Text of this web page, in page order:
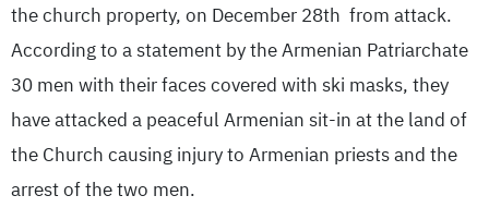
the church property, on December 28th from attack.
According to a statement by the Armenian Patriarchate
30 men with their faces covered with ski masks, they
have attacked a peaceful Armenian sit-in at the land of
the Church causing injury to Armenian priests and the
arrest of the two men.